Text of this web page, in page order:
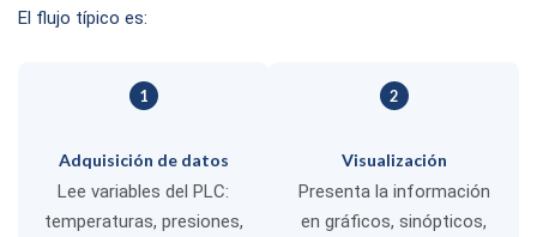
El flujo típico es:
1
Adquisición de datos
Lee variables del PLC:
temperaturas, presiones,
2
Visualización
Presenta la información
en gráficos, sinópticos,